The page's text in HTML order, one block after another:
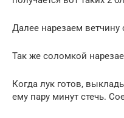
Далее нарезаем ветчину
Так же соломкой
Когда лук готов,
ему пару минут стечь.